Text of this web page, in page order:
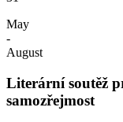
May
-
August
Literární soutěž
samozřejmost